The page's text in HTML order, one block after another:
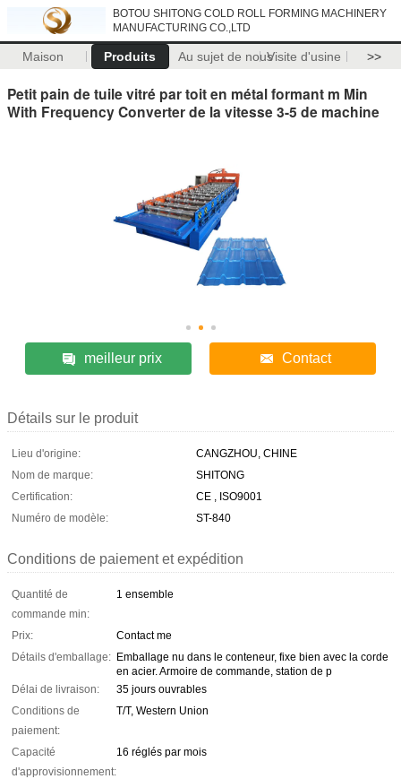
BOTOU SHITONG COLD ROLL FORMING MACHINERY
MANUFACTURING CO.,LTD
Maison Produits Au sujet de nousVisite d'usine >>
Petit pain de tuile vitré par toit en métal formant m Min
With Frequency Converter de la vitesse 3-5 de machine
meilleur prix Contact
Détails sur le produit
Lieu d'origine:
CANGZHOU, CHINE
Nom de marque:
SHITONG
Certification:
CE , ISO9001
Numéro de modèle:
ST-840
Conditions de paiement et expédition
Quantité de
commande min:
1 ensemble
Prix:
Contact me
Détails d'emballage: Emballage nu dans le conteneur, fixe bien avec la corde
en acier. Armoire de commande, station de p
Délai de livraison:
35 jours ouvrables
Conditions de
paiement:
T/T, Western Union
Capacité
d'approvisionnement:
16 réglés par mois